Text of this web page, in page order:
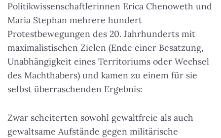
Politikwissenschaftlerinnen Erica Chenoweth und
Maria Stephan mehrere hundert
Protestbewegungen des 20. Jahrhunderts mit
maximalistischen Zielen (Ende einer Besatzung,
Unabhängigkeit eines Territoriums oder Wechsel
des Machthabers) und kamen zu einem für sie
selbst überraschenden Ergebnis:
Zwar scheiterten sowohl gewaltfreie als auch
gewaltsame Aufstände gegen militärische